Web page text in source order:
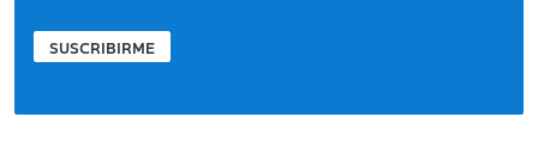
SUSCRIBIRME